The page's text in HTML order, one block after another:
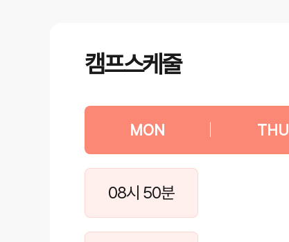
캠프스케줄
MON THU
08시 50분